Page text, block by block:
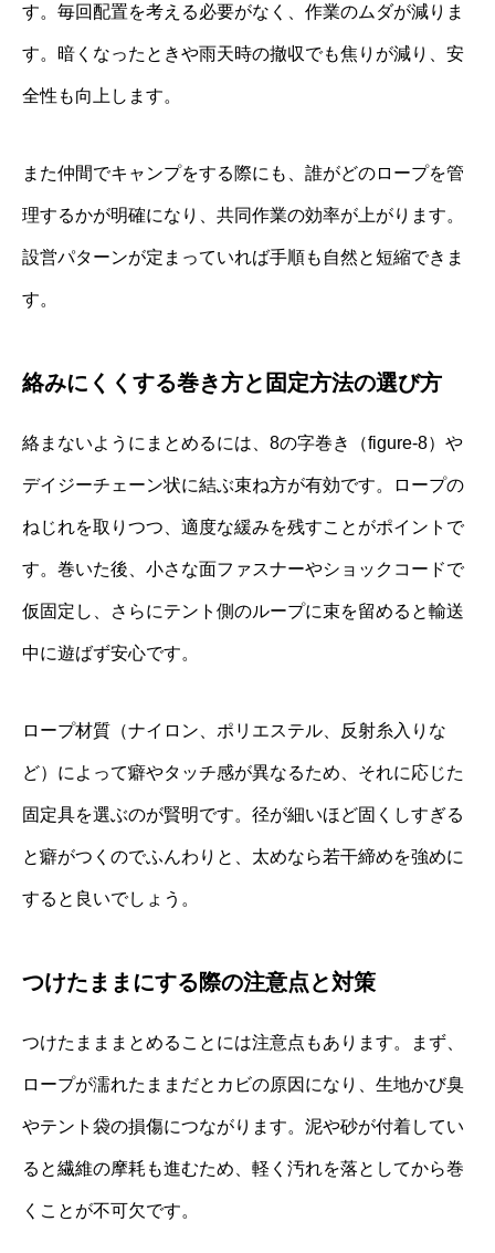
す。毎回配置を考える必要がなく、作業のムダが減りま
す。暗くなったときや雨天時の撤収でも焦りが減り、安
全性も向上します。
また仲間でキャンプをする際にも、誰がどのロープを管
理するかが明確になり、共同作業の効率が上がります。
設営パターンが定まっていれば手順も自然と短縮できま
す。
絡みにくくする巻き方と固定方法の選び方
絡まないようにまとめるには、8の字巻き（figure-8）や
デイジーチェーン状に結ぶ束ね方が有効です。ロープの
ねじれを取りつつ、適度な緩みを残すことがポイントで
す。巻いた後、小さな面ファスナーやショックコードで
仮固定し、さらにテント側のループに束を留めると輸送
中に遊ばず安心です。
ロープ材質（ナイロン、ポリエステル、反射糸入りな
ど）によって癖やタッチ感が異なるため、それに応じた
固定具を選ぶのが賢明です。径が細いほど固くしすぎる
と癖がつくのでふんわりと、太めなら若干締めを強めに
すると良いでしょう。
つけたままにする際の注意点と対策
つけたまままとめることには注意点もあります。まず、
ロープが濡れたままだとカビの原因になり、生地かび臭
やテント袋の損傷につながります。泥や砂が付着してい
ると繊維の摩耗も進むため、軽く汚れを落としてから巻
くことが不可欠です。